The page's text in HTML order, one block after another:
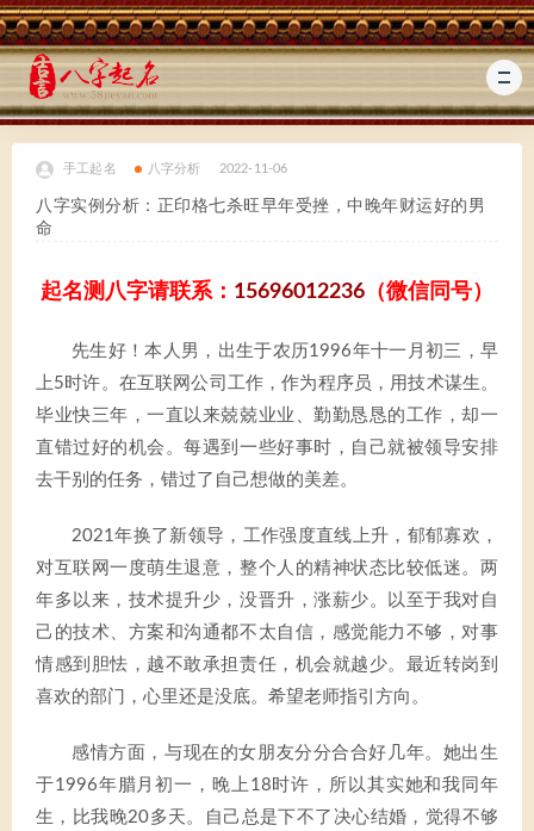
手工起名 八字分析 2022-11-06
八字实例分析：正印格七杀旺早年受挫，中晚年财运好的男
命
起名测八字请联系： 15696012236 （微信同号）
先生好！本人男，出生于农历1996年十一月初三，早
上5时许。在互联网公司工作，作为程序员，用技术谋生。
毕业快三年，一直以来兢兢业业、勤勤恳恳的工作，却一
直错过好的机会。每遇到一些好事时，自己就被领导安排
去干别的任务，错过了自己想做的美差。
2021年换了新领导，工作强度直线上升，郁郁寡欢，
对互联网一度萌生退意，整个人的精神状态比较低迷。两
年多以来，技术提升少，没晋升，涨薪少。以至于我对自
己的技术、方案和沟通都不太自信，感觉能力不够，对事
情感到胆怯，越不敢承担责任，机会就越少。最近转岗到
喜欢的部门，心里还是没底。希望老师指引方向。
感情方面，与现在的女朋友分分合合好几年。她出生
于1996年腊月初一，晚上18时许，所以其实她和我同年
生，比我晚20多天。自己总是下不了决心结婚，觉得不够